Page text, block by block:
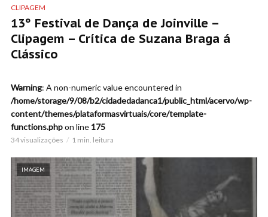
CLIPAGEM
13º Festival de Dança de Joinville –
Clipagem – Crítica de Suzana Braga á
Clássico
Warning: A non-numeric value encountered in
/home/storage/9/08/b2/cidadedadanca1/public_html/acervo/wp-
content/themes/plataformasvirtuais/core/template-
functions.phpon line 175
34 visualizações 1 min. leitura
IMAGEM